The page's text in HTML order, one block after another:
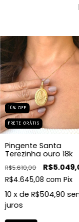
10% OFF
FRETE GRÁTIS
Pingente Santa
Terezinha ouro 18k
R$5.610,00
R$4.645,08 com Pix
10 x de R$504,90
juros